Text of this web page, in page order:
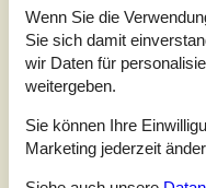
Nachlässen von
vermutlich Modell von
Funktion und Kochplatten
hoher Energieverbrauch
so heissen der
Suche nach einen
Anspruch..... Wir werden
Wenn Sie die
Sie sich damit
wir Daten für
weitergeben.
Sie können Ihre
Marketing jederzeit